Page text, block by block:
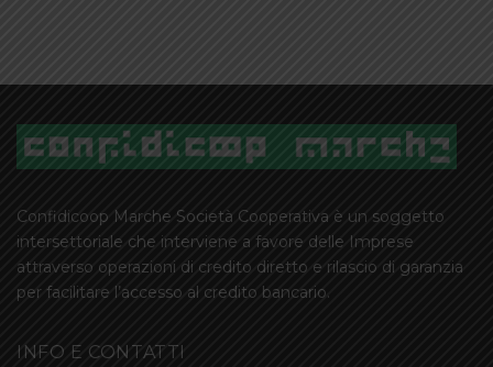
Confidicoop Marche Società Cooperativa è un soggetto
intersettoriale che interviene a favore delle Imprese
attraverso operazioni di credito diretto e rilascio di garanzia
per facilitare l’accesso al credito bancario.
INFO E CONTATTI